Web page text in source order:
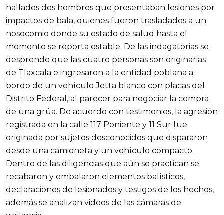
hallados dos hombres que presentaban lesiones por
impactos de bala, quienes fueron trasladados a un
nosocomio donde su estado de salud hasta el
momento se reporta estable. De las indagatorias se
desprende que las cuatro personas son originarias
de Tlaxcala e ingresaron a la entidad poblana a
bordo de un vehículo Jetta blanco con placas del
Distrito Federal, al parecer para negociar la compra
de una grúa. De acuerdo con testimonios, la agresión
registrada en la calle 117 Poniente y 11 Sur fue
originada por sujetos desconocidos que dispararon
desde una camioneta y un vehículo compacto.
Dentro de las diligencias que aún se practican se
recabaron y embalaron elementos balísticos,
declaraciones de lesionados y testigos de los hechos,
además se analizan videos de las cámaras de